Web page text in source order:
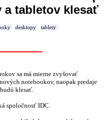
a tabletov klesať
desktopy tablety
sa má mierne zvyšovať
notebookov, naopak predaje
klesať.
spoločnosť IDC.